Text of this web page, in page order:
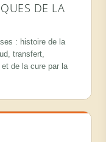
DE LA
: histoire de la
transfert,
de la cure par la